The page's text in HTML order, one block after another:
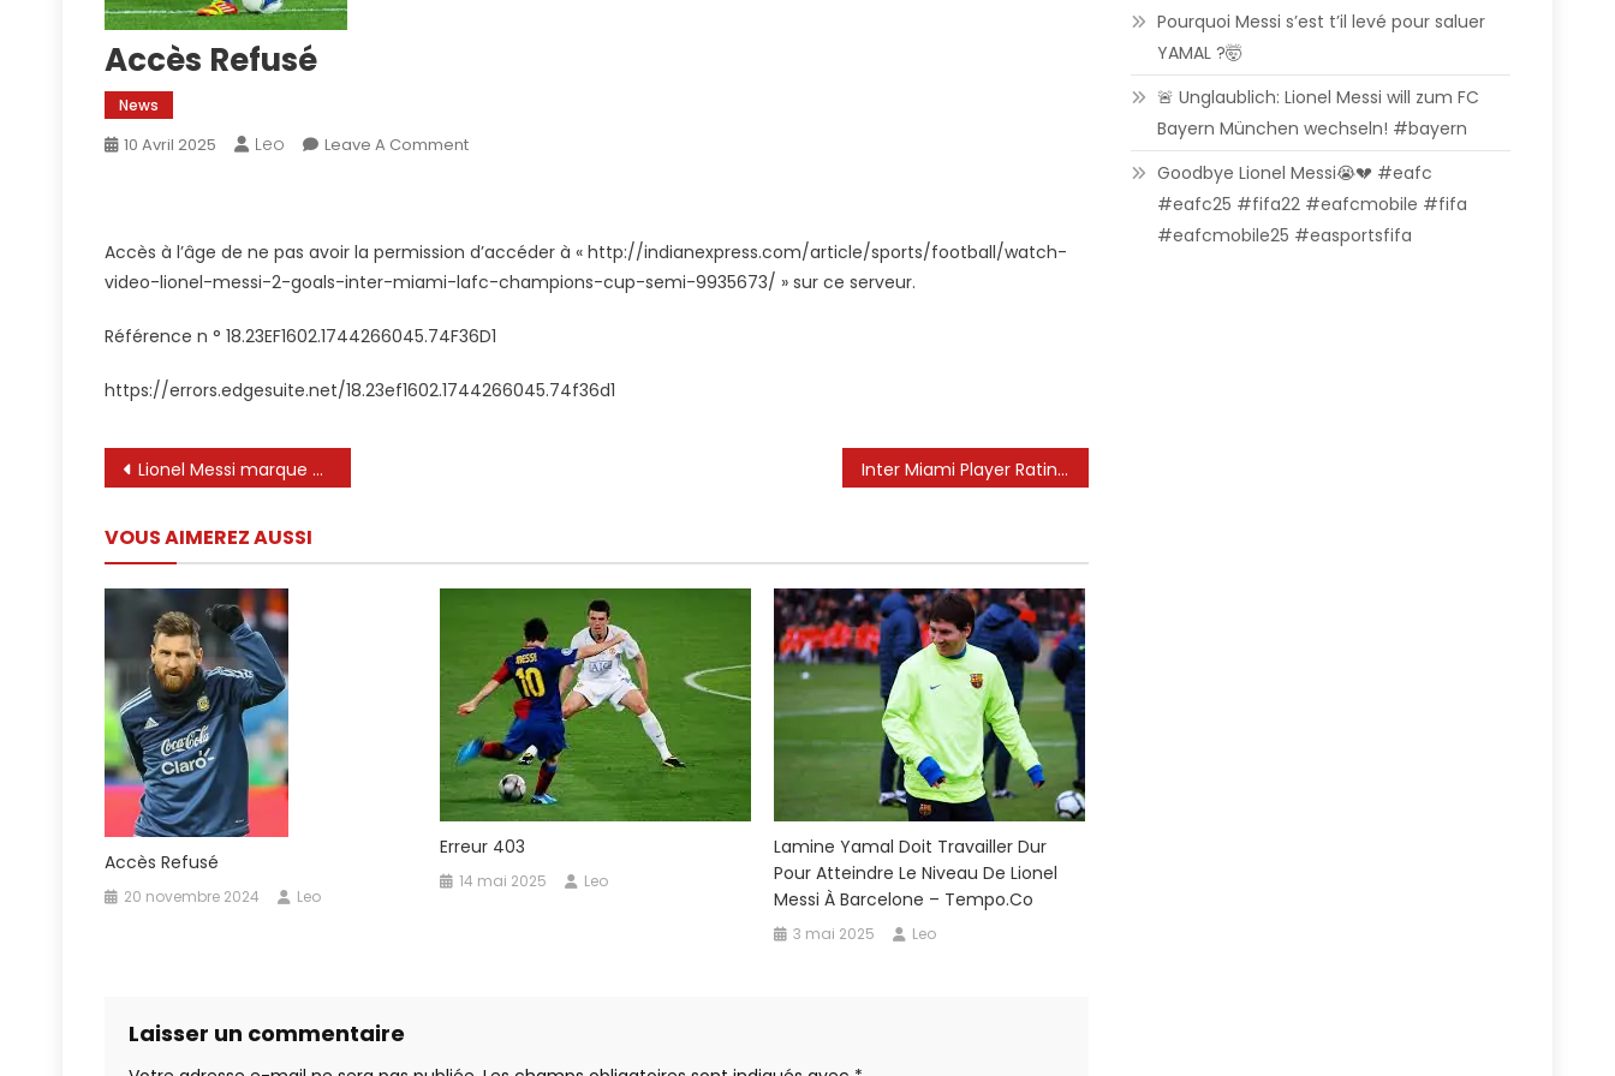
Accès Refusé
News
10 Avril 2025 Leo Leave A CommentOn
Accès à l’âge de ne pas avoir la permission d’accéder à « http://indianexpress.com/article/sports/football/watch-
video-lionel-messi-2-goals-inter-miami-lafc-champions-cup-semi-9935673/ » sur ce serveur.
Référence n ° 18.23EF1602.1744266045.74F36D1
https://errors.edgesuite.net/18.23ef1602.1744266045.74f36d1
Navigation
l’article
Lionel Messi marque un étonnant pour Inter Miami, laisse les fans à Frenzy – Watch Inter Miami Player Ratings vs LAFC: Lionel Messi Sparks Vainage de retour alors que Herons renverse le déficit du premier jambe pour réserver Spot dans la Concacaf Champions Cup Semise
VOUS AIMEREZ AUSSI
Accès Refusé
20 novembre 2024 Leo
Erreur 403
14 mai 2025 Leo
Lamine Yamal Doit Travailler Dur
Pour Atteindre Le Niveau De Lionel
Messi À Barcelone – Tempo.co
3 mai 2025 Leo
Laisser un commentaire
Pourquoi Messi s’est t’il levé pour saluer
YAMAL ?🤯
🚨 Unglaublich: Lionel Messi will zum FC
Bayern München wechseln! #bayern
Goodbye Lionel Messi😭💔 #eafc
#eafc25 #fifa22 #eafcmobile #fifa
#eafcmobile25 #easportsfifa